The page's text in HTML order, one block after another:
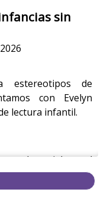
sin
estereotipos de
con Evelyn
lectura infantil.
crucial en el
cuestionar roles de
a los demás sin